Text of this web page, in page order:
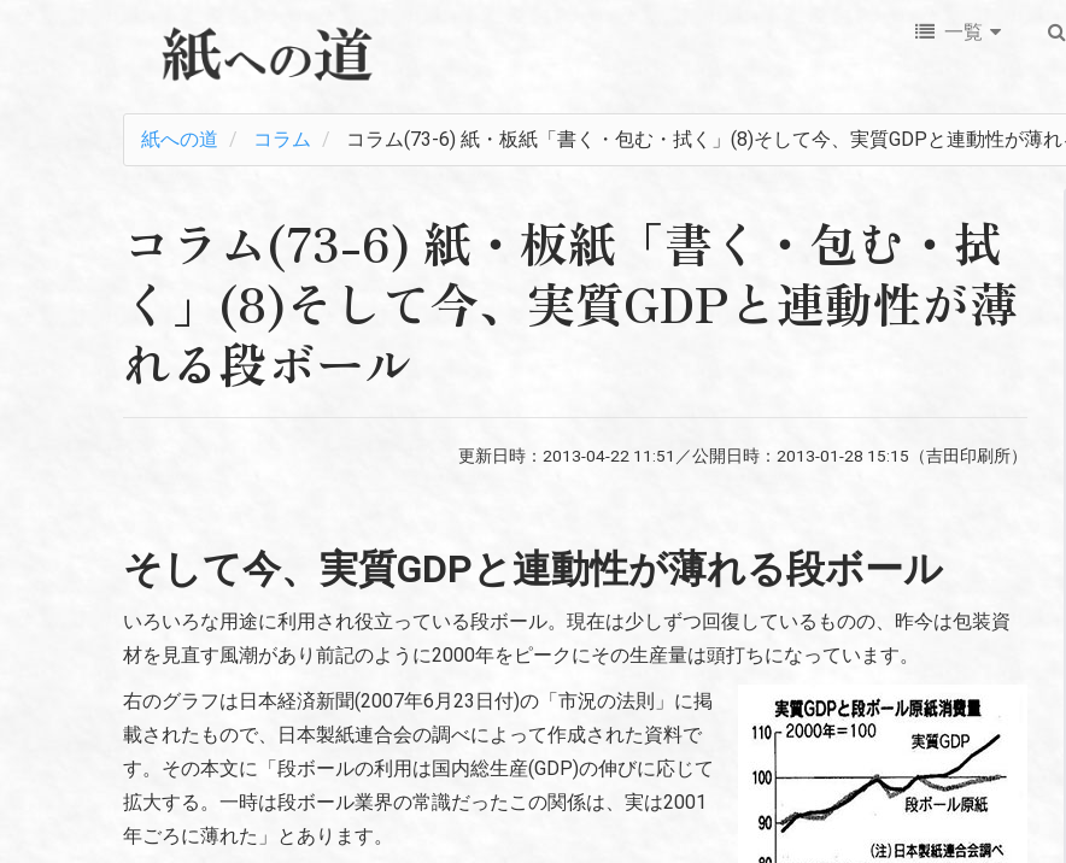
一覧
紙への道 コラム コラム(73-6) 紙・板紙「書く・包む・拭く」(8)そして今、実質GDPと連動性が薄
コラム(73-6) 紙・板紙「書く・包む・拭
く」(8)そして今、実質GDPと連動性が薄
れる段ボール
更新日時： 2013-04-22 11:51 ／公開日時： 2013-01-28 15:15 （吉田印刷所）
そして今、実質GDPと連動性が薄れる段ボール
いろいろな用途に利用され役立っている段ボール。現在は少しずつ回復しているものの、昨今は包装資
材を見直す風潮があり前記のように2000年をピークにその生産量は頭打ちになっています。
右のグラフは日本経済新聞(2007年6月23日付)の「市況の法則」に掲
載されたもので、日本製紙連合会の調べによって作成された資料で
す。その本文に「段ボールの利用は国内総生産(GDP)の伸びに応じて
拡大する。一時は段ボール業界の常識だったこの関係は、実は2001
年ごろに薄れた」とあります。